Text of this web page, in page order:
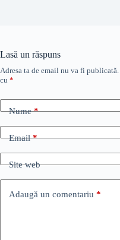
Lasă un răspuns
Adresa ta de email nu va fi publicată.
cu *
Nume*
Email*
Site web
Adaugă un comentariu *